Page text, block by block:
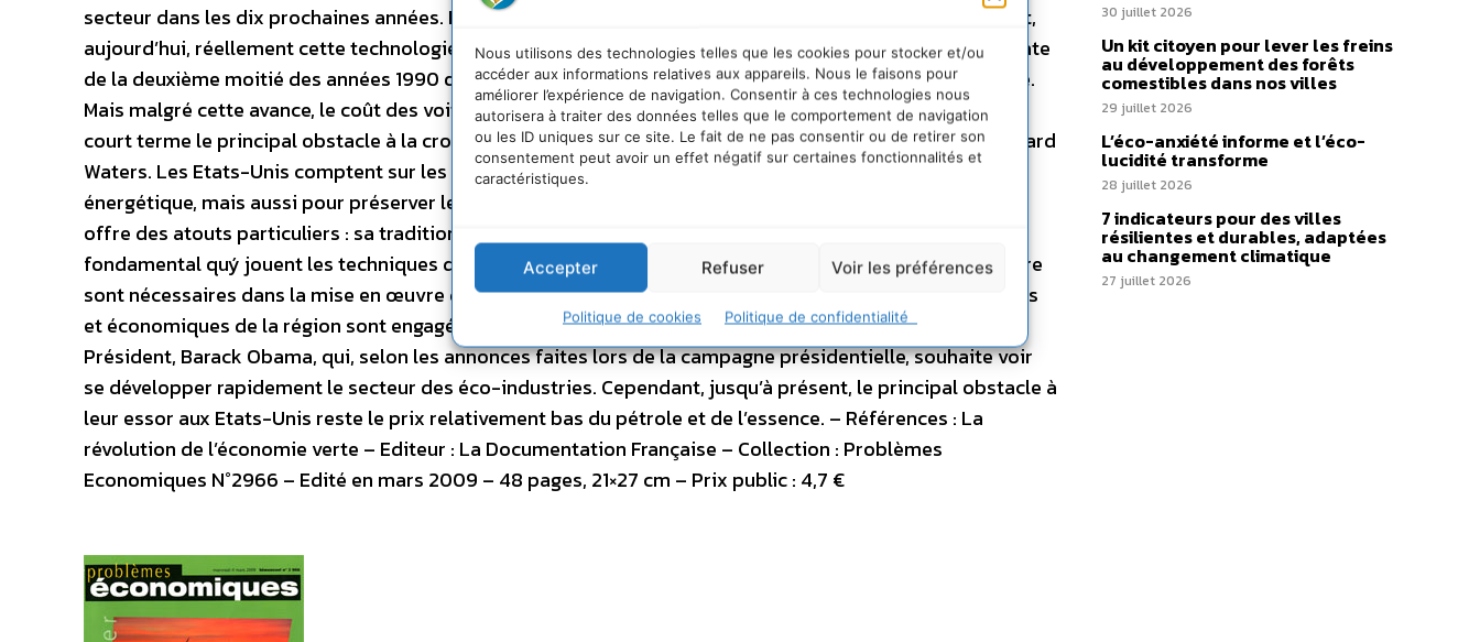
Nous utilisons des technologies telles que les cookies pour stocker et/ou
accéder aux informations relatives aux appareils. Nous le faisons pour
améliorer l’expérience de navigation. Consentir à ces technologies nous
autorisera à traiter des données telles que le comportement de navigation
ou les ID uniques sur ce site. Le fait de ne pas consentir ou de retirer son
consentement peut avoir un effet négatif sur certaines fonctionnalités et
caractéristiques.
Accepter Refuser Voir les préférences
Politique de cookies Politique de confidentialité
secteur dans les dix prochaines années. Peu de constructeurs ou équipementiers occidentaux maîtrisent,
aujourd’hui, réellement cette technologie et le Japon a pris une sérieuse avance. L’offensive japonaise date
de la deuxième moitié des années 1990 quand l’Archipel a décidé d’occuper la place de leader du marché.
Mais malgré cette avance, le coût des voitures hybrides et électriques reste élevé, ce qui risque d’être à
court terme le principal obstacle à la croissance du secteur. –La Silicon Valley se met au vertpar Richard
Waters. Les Etats-Unis comptent sur les éco-technologies non seulement pour réduire leur dépendance
énergétique, mais aussi pour préserver leur compétitivité industrielle. Dans ce domaine, la Silicon Valley
offre des atouts particuliers : sa tradition d’innovation, sa culture dynamique et – bien sûr – le rôle
fondamental quý jouent les techniques de l’information et de la communication (TIC) dont les savoir-faire
sont nécessaires dans la mise en œuvre de nombreuses technologies vertes. Les responsables politiques
et économiques de la région sont engagés dans une intense activité de lobbying auprès du nouveau
Président, Barack Obama, qui, selon les annonces faites lors de la campagne présidentielle, souhaite voir
se développer rapidement le secteur des éco-industries. Cependant, jusqu’à présent, le principal obstacle à
leur essor aux Etats-Unis reste le prix relativement bas du pétrole et de l’essence. – Références : La
révolution de l’économie verte – Editeur : La Documentation Française – Collection : Problèmes
Economiques N°2966 – Edité en mars 2009 – 48 pages, 21×27 cm – Prix public : 4,7 €
30 juillet 2026
Un kit citoyen pour lever les freins
au développement des forêts
comestibles dans nos villes
29 juillet 2026
L’éco-anxiété informe et l’éco-
lucidité transforme
28 juillet 2026
7 indicateurs pour des villes
résilientes et durables, adaptées
au changement climatique
27 juillet 2026